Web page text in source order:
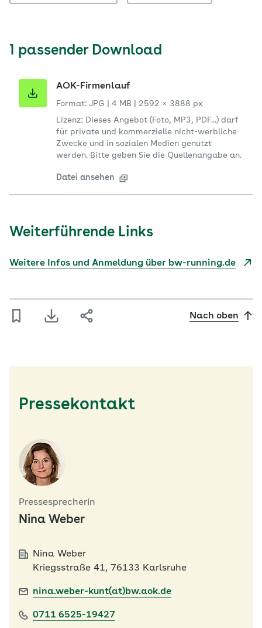
1 passender Download
AOK-Firmenlauf
Format: JPG 4 MB
2592 × 3888 px
Lizenz: Dieses Angebot (Foto, MP3, PDF...) darf
für private und kommerzielle nicht-werbliche
Zwecke und in sozialen Medien genutzt
werden. Bitte geben Sie die Quellenangabe an.
Datei ansehen
Weiterführende Links
Weitere Infos und Anmeldung über bw-running.de
Nach oben
Pressekontakt
Pressesprecherin
Nina Weber
Nina Weber
Kriegsstraße 41, 76133 Karlsruhe
nina.weber-kunt(at)bw.aok.de
0711 6525-19427